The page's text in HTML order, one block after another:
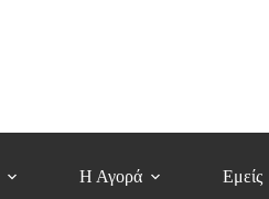
Η Αγορά Εμείς